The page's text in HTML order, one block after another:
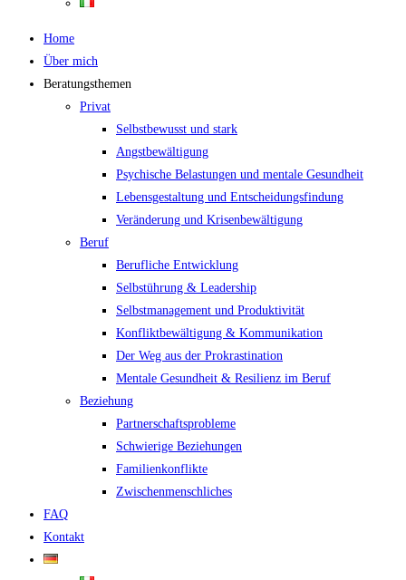
Home
Über mich
Beratungsthemen
Privat
Selbstbewusst und stark
Angstbewältigung
Psychische Belastungen und mentale Gesundheit
Lebensgestaltung und Entscheidungsfindung
Veränderung und Krisenbewältigung
Beruf
Berufliche Entwicklung
Selbstührung & Leadership
Selbstmanagement und Produktivität
Konfliktbewältigung & Kommunikation
Der Weg aus der Prokrastination
Mentale Gesundheit & Resilienz im Beruf
Beziehung
Partnerschaftsprobleme
Schwierige Beziehungen
Familienkonflikte
Zwischenmenschliches
FAQ
Kontakt